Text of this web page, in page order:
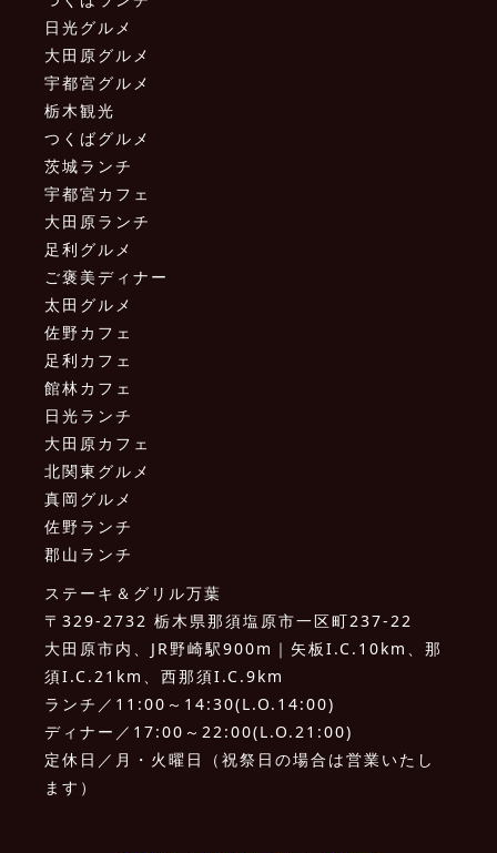
日光グルメ
大田原グルメ
宇都宮グルメ
栃木観光
つくばグルメ
茨城ランチ
宇都宮カフェ
大田原ランチ
足利グルメ
ご褒美ディナー
太田グルメ
佐野カフェ
足利カフェ
館林カフェ
日光ランチ
大田原カフェ
北関東グルメ
真岡グルメ
佐野ランチ
郡山ランチ
ステーキ＆グリル万葉
〒329-2732 栃木県那須塩原市一区町237-22
大田原市内、JR野崎駅900m｜矢板I.C.10km、那
須I.C.21km、西那須I.C.9km
ランチ／11:00～14:30(L.O.14:00)
ディナー／17:00～22:00(L.O.21:00)
定休日／月・火曜日（祝祭日の場合は営業いたし
ます）